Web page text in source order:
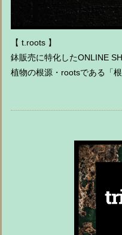
【 t.roots 】
鉢販売に特化したONLINE
植物の根源・rootsである「